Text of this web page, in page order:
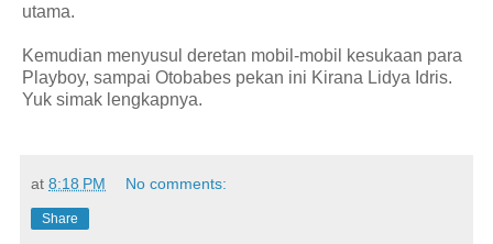
utama.
Kemudian menyusul deretan mobil-mobil kesukaan para
Playboy, sampai Otobabes pekan ini Kirana Lidya Idris.
Yuk simak lengkapnya.
at 8:18 PM No comments:
Share